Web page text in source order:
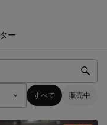
ー
すべて 販売中